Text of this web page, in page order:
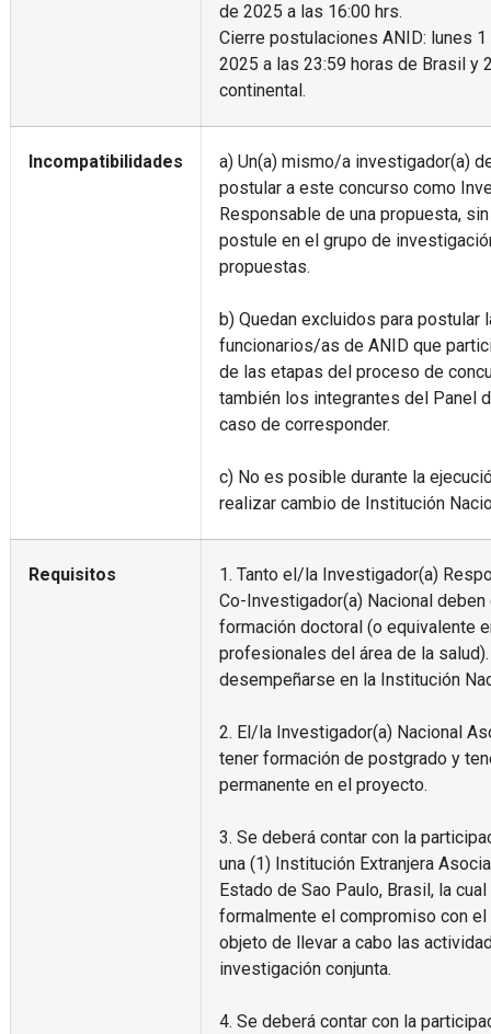
de 2025 a las 16:00 hrs.
Cierre postulaciones ANID: lunes
2025 a las 23:59 horas de Brasil y
continental.
Incompatibilidades
a) Un(a) mismo/a investigador(a)
postular a este concurso como
Responsable de una propuesta,
postule en el grupo de
propuestas.
b) Quedan excluidos para postular
funcionarios/as de ANID que
de las etapas del proceso de
también los integrantes del Panel
caso de corresponder.
c) No es posible durante la
realizar cambio de Institución
Requisitos
1. Tanto el/la Investigador(a)
Co-Investigador(a) Nacional deben
formación doctoral (o equivalente
profesionales del área de la
desempeñarse en la Institución
2. El/la Investigador(a) Nacional
tener formación de postgrado y
permanente en el proyecto.
3. Se deberá contar con la
una (1) Institución Extranjera
Estado de Sao Paulo, Brasil, la
formalmente el compromiso con
objeto de llevar a cabo las
investigación conjunta.
4. Se deberá contar con la